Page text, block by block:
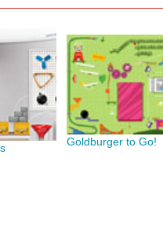
Goldburger to Go!